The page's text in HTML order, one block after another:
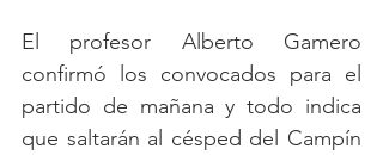
El profesor Alberto Gamero
confirmó los convocados para el
partido de mañana y todo indica
que saltarán al césped del Campín